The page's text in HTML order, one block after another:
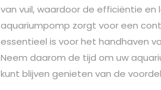
van vuil, waardoor de efficiëntie en
aquariumpomp zorgt voor een
essentieel is voor het handhaven
Neem daarom de tijd om uw
kunt blijven genieten van de